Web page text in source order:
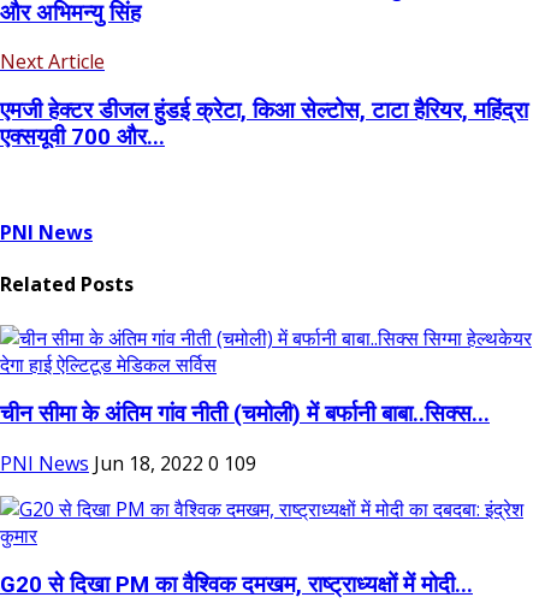
और अभिमन्यु सिंह
Next Article
एमजी हेक्टर डीजल हुंडई क्रेटा, किआ सेल्टोस, टाटा हैरियर, महिंद्रा
एक्सयूवी 700 और...
PNI News
Related Posts
चीन सीमा के अंतिम गांव नीती (चमोली) में बर्फानी बाबा..सिक्स...
PNI News Jun 18, 2022 0 109
G20 से दिखा PM का वैश्विक दमखम, राष्ट्राध्यक्षों में मोदी...